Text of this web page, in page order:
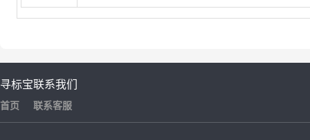
寻标宝
首页
联系我们
联系客服